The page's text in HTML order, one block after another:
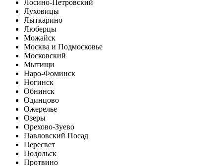
Лосино-Петровский
Луховицы
Лыткарино
Люберцы
Можайск
Москва и Подмосковье
Московский
Мытищи
Наро-Фоминск
Ногинск
Обнинск
Одинцово
Ожерелье
Озеры
Орехово-Зуево
Павловский Посад
Пересвет
Подольск
Протвино